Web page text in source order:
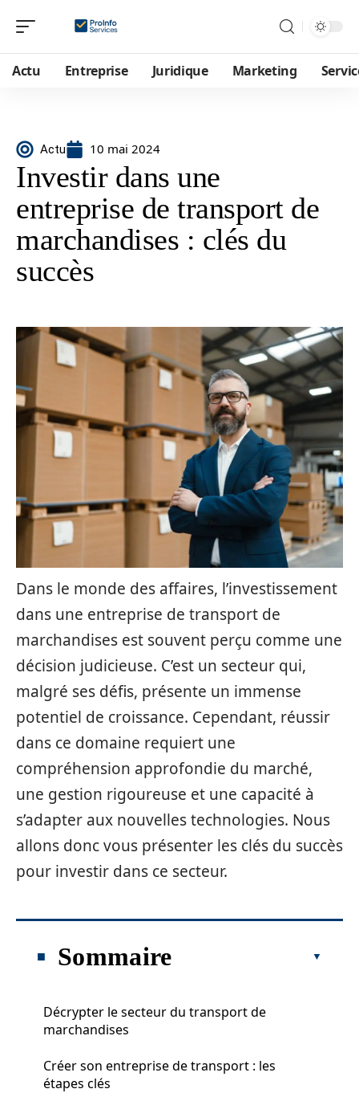
Actu Entreprise Juridique Marketing
Actu 10 mai 2024
Investir dans une
entreprise de transport de
marchandises : clés du
succès
Dans le monde des affaires, l’investissement
dans une entreprise de transport de
marchandises est souvent perçu comme une
décision judicieuse. C’est un secteur qui,
malgré ses défis, présente un immense
potentiel de croissance. Cependant, réussir
dans ce domaine requiert une
compréhension approfondie du marché,
une gestion rigoureuse et une capacité à
s’adapter aux nouvelles technologies. Nous
allons donc vous présenter les clés du succès
pour investir dans ce secteur.
Sommaire
Décrypter le secteur du transport de
marchandises
Créer son entreprise de transport : les
étapes clés